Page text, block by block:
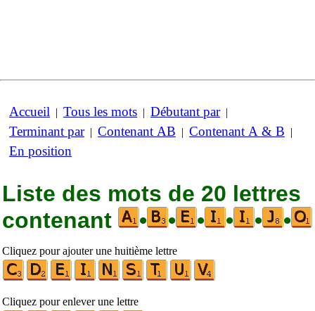
Accueil | Tous les mots | Débutant par|
Terminant par| Contenant AB | Contenant A & B |
En position
Liste des mots de 20 lettres
contenant
• • • • • •
Cliquez pour ajouter une huitième lettre
Cliquez pour enlever une lettre